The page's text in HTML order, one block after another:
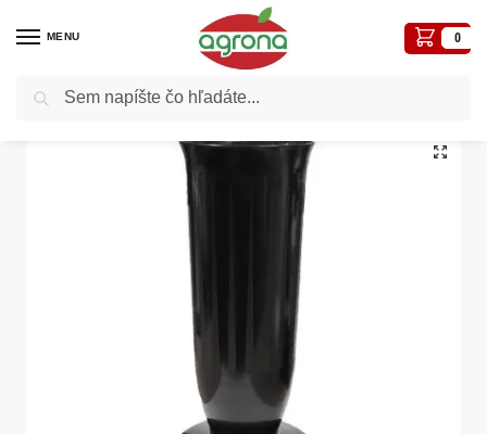
MENU 0
Domov Kvetináče, plôtiky, sadbovače, vázy, truhlíky...